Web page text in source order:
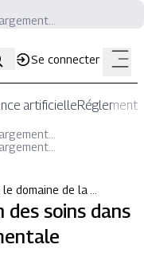
Se connecter
artificielle
domaine de la …
soins dans